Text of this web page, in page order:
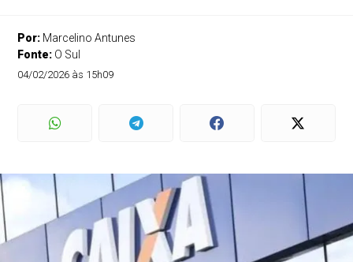
Por: Marcelino Antunes
Fonte: O Sul
04/02/2026 às 15h09